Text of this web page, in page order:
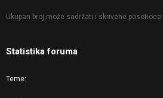
Ukupan broj može sadržati i skrivene posetioce.
Statistika foruma
Teme